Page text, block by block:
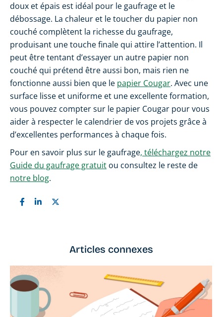
doux et épais est idéal pour le gaufrage et le
débossage. La chaleur et le toucher du papier non
couché complètent la richesse du gaufrage,
produisant une touche finale qui attire l’attention. Il
peut être tentant d’essayer un autre papier non
couché qui prétend être aussi bon, mais rien ne
fonctionne aussi bien que le papier Cougar. Avec une
surface lisse et uniforme et une excellente formation,
vous pouvez compter sur le papier Cougar pour vous
aider à respecter le calendrier de vos projets grâce à
d’excellentes performances à chaque fois.
Pour en savoir plus sur le gaufrage, téléchargez notre
Guide du gaufrage gratuit ou consultez le reste de
notre blog.
Articles connexes